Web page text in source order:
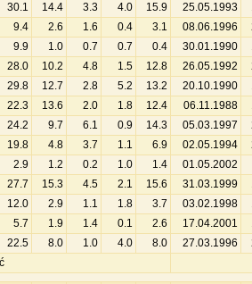
30.1 14.4 3.3 4.0 15.9 25.05.1993
9.4 2.6 1.6 0.4 3.1 08.06.1996
9.9 1.0 0.7 0.7 0.4 30.01.1990
28.0 10.2 4.8 1.5 12.8 26.05.1992
29.8 12.7 2.8 5.2 13.2 20.10.1990
22.3 13.6 2.0 1.8 12.4 06.11.1988
24.2 9.7 6.1 0.9 14.3 05.03.1997
19.8 4.8 3.7 1.1 6.9 02.05.1994
2.9 1.2 0.2 1.0 1.4 01.05.2002
27.7 15.3 4.5 2.1 15.6 31.03.1999
12.0 2.9 1.1 1.8 3.7 03.02.1998
5.7 1.9 1.4 0.1 2.6 17.04.2001
22.5 8.0 1.0 4.0 8.0 27.03.1996